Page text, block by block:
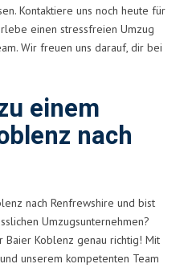
Kontaktiere uns noch heute für
einen stressfreien Umzug
Wir freuen uns darauf, dir bei
einem
nach
nach Renfrewshire und bist
Umzugsunternehmen?
Baier Koblenz genau richtig! Mit
unserem kompetenten Team